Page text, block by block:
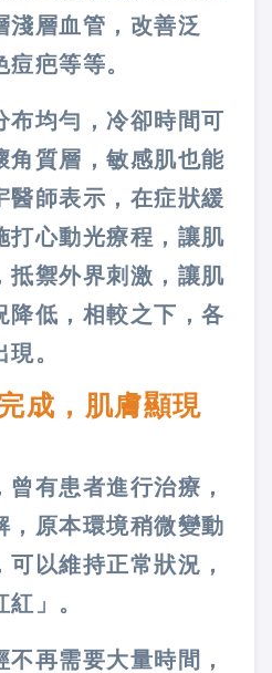
淺層血管，改善泛
疤等等。
布均勻，冷卻時間可
角質層，敏感肌也能
醫師表示，在症狀緩
打心動光療程，讓肌
抵禦外界刺激，讓肌
降低，相較之下，各
。
成，肌膚顯現
有患者進行治療，
，原本環境稍微變動
以維持正常狀況，
」。
再需要大量時間，